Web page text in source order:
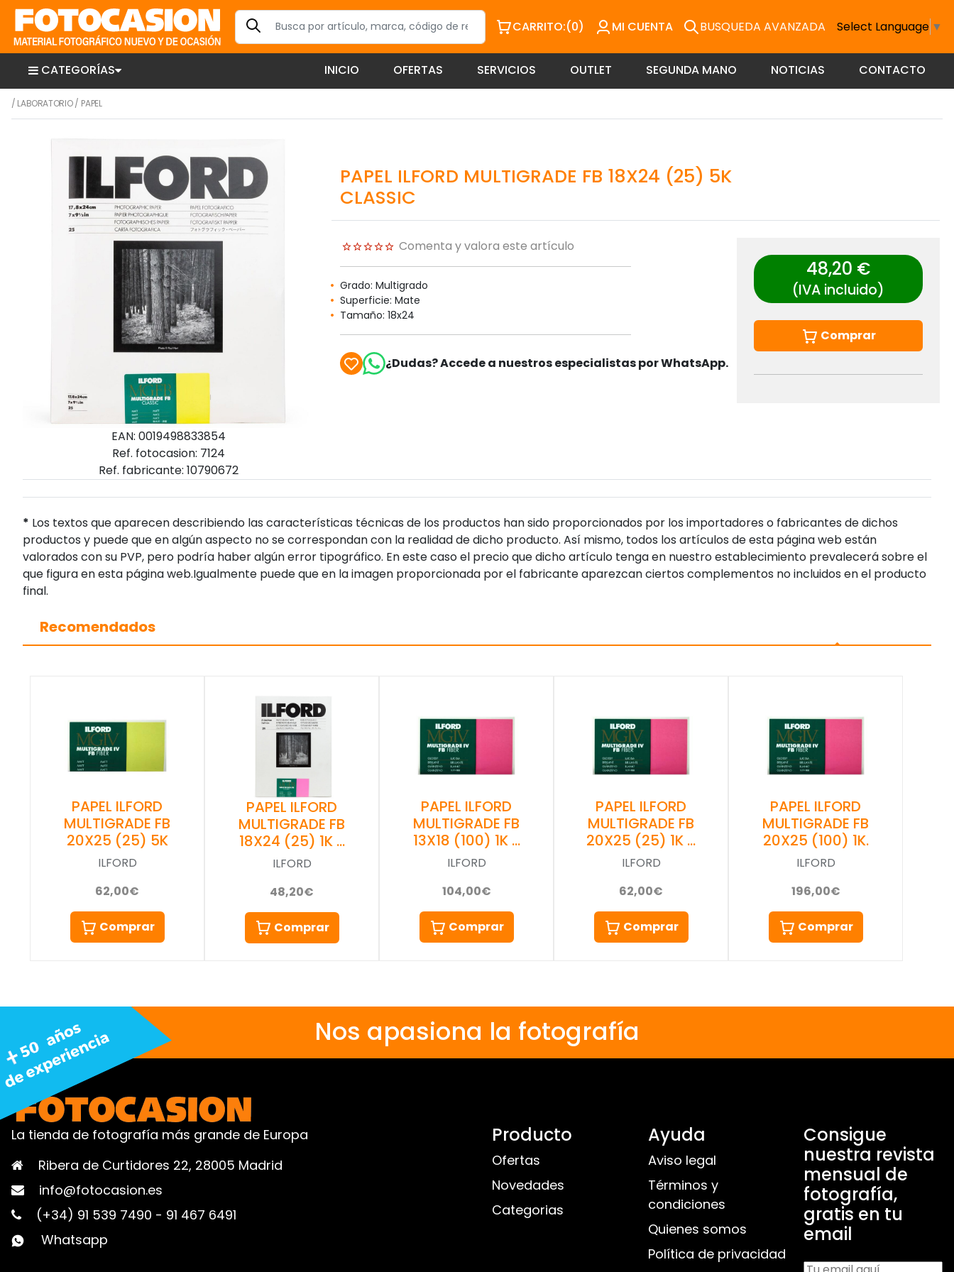
CARRITO:(0) MI CUENTA BUSQUEDA AVANZADA Select Language ▼
CATEGORÍAS INICIO OFERTAS SERVICIOS OUTLET SEGUNDA MANO NOTICIAS CONTACTO
/ LABORATORIO/ PAPEL
EAN: 0019498833854
Ref. fotocasion: 7124
Ref. fabricante: 10790672
PAPEL ILFORD MULTIGRADE FB 18X24 (25) 5K
CLASSIC
Comenta y valora este artículo
Grado: Multigrado
Superficie: Mate
Tamaño: 18x24
¿Dudas? Accede a nuestros especialistas por WhatsApp.
48,20 €
(IVA incluido)
Comprar
* Los textos que aparecen describiendo las características técnicas de los productos han sido proporcionados por los importadores o fabricantes de dichos
productos y puede que en algún aspecto no se correspondan con la realidad de dicho producto. Así mismo, todos los artículos de esta página web están
valorados con su PVP, pero podría haber algún error tipográfico. En este caso el precio que dicho artículo tenga en nuestro establecimiento prevalecerá sobre el
que figura en esta página web.Igualmente puede que en la imagen proporcionada por el fabricante aparezcan ciertos complementos no incluidos en el producto
final.
Recomendados
PAPEL ILFORD
MULTIGRADE FB
20X25 (25) 5K
ILFORD
62,00€
Comprar
PAPEL ILFORD
MULTIGRADE FB
18X24 (25) 1K …
ILFORD
48,20€
Comprar
PAPEL ILFORD
MULTIGRADE FB
13X18 (100) 1K …
ILFORD
104,00€
Comprar
PAPEL ILFORD
MULTIGRADE FB
20X25 (25) 1K …
ILFORD
62,00€
Comprar
PAPEL ILFORD
MULTIGRADE FB
20X25 (100) 1K.
ILFORD
196,00€
Comprar
Nos apasiona la fotografía
La tienda de fotografía más grande de Europa
Ribera de Curtidores 22, 28005 Madrid
info@fotocasion.es
(+34) 91 539 7490 - 91 467 6491
Whatsapp
Producto
Ofertas
Novedades
Categorias
Ayuda
Aviso legal
Términos y
condiciones
Quienes somos
Política de privacidad
Consigue
nuestra revista
mensual de
fotografía,
gratis en tu
email